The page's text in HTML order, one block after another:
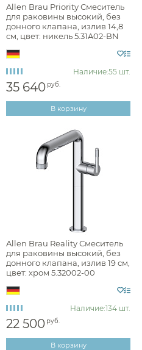
брашированная
матовая
Стилистика дизайна
неоклассика
Раздел каталога
Монтаж
Allen Brau Priority Смеситель
для раковины высокий, без
донного клапана, излив 14,8
см, цвет: никель 5.31A02-BN
Наличие:55 шт.
35 640 руб.
В корзину
Allen Brau Reality Смеситель
для раковины высокий, без
донного клапана, излив 19 см,
цвет: хром 5.32002-00
Наличие:134 шт.
22 500 руб.
В корзину